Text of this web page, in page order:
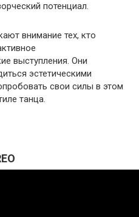
потенциал.
внимание тех, кто
выступления. Они
эстетическими
свои силы в этом
танца.